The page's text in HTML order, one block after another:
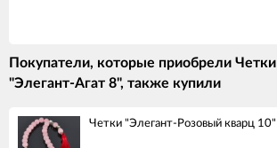
Покупатели, которые приобрели Четки
"Элегант-Агат 8", также купили
Четки "Элегант-Розовый кварц 10"